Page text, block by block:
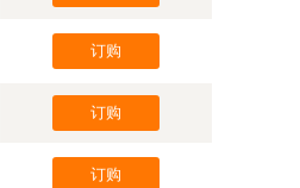
订购
订购
订购